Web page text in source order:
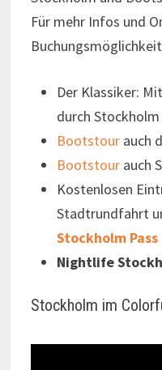
Für mehr Infos und
Der Klassiker:
durch Stockholm
Bootstourauch
Bootstourauch
Kostenlosen
Stadtrundfahrt
Stockholm Pass
Nightlife
Stockholm im